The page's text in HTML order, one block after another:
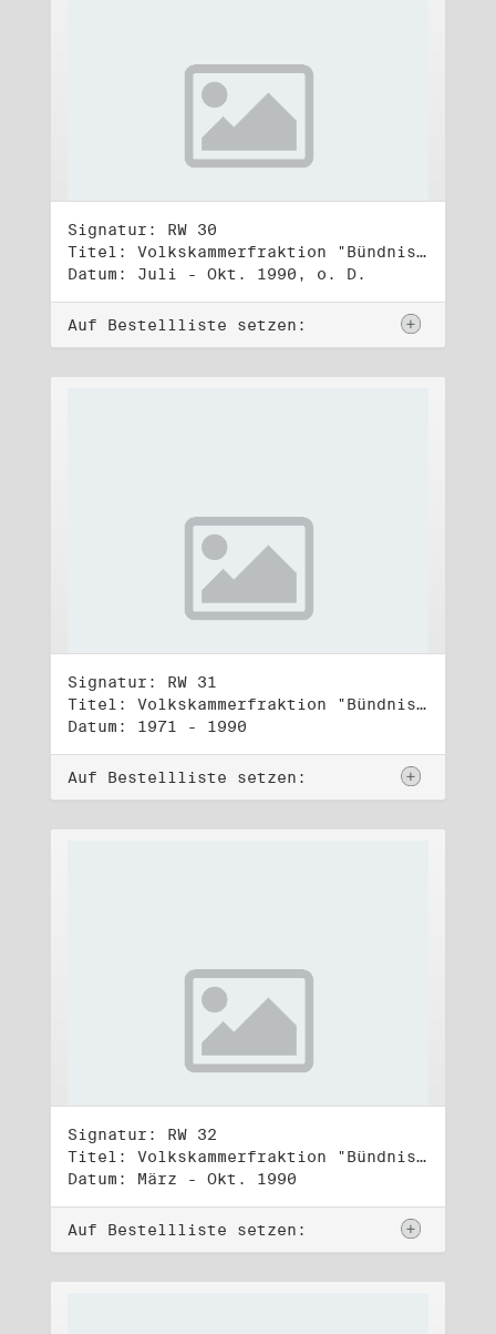
Signatur: RW 30
Titel: Volkskammerfraktion "Bündnis 90/Grüne" (2)
Datum: Juli - Okt. 1990, o. D.
Auf Bestellliste setzen:
Signatur: RW 31
Titel: Volkskammerfraktion "Bündnis 90/Grüne" (3)
Datum: 1971 - 1990
Auf Bestellliste setzen:
Signatur: RW 32
Titel: Volkskammerfraktion "Bündnis 90/Grüne" (4)
Datum: März - Okt. 1990
Auf Bestellliste setzen: